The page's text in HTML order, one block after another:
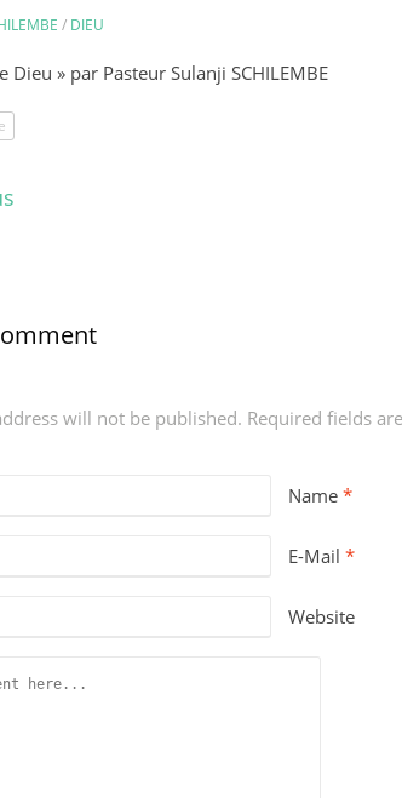
/ DIEU
Dieu » par Pasteur Sulanji SCHILEMBE
will not be published. Required fields
Name *
E-Mail *
Website